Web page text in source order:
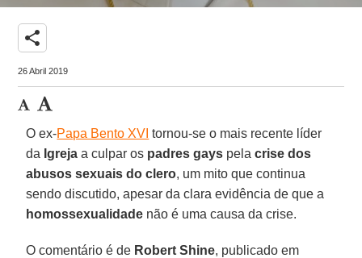
share
26 Abril 2019
O ex-Papa Bento XVI tornou-se o mais recente líder
da Igreja a culpar os padres gays pelacrise dos
abusos sexuais do clero, um mito que continua
sendo discutido, apesar da clara evidência de que a
homossexualidade não é uma causa da crise.
O comentário é de Robert Shine, publicado em